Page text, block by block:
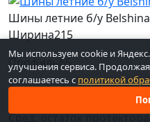
Шины летние б/у
Ширина215
Профиль65
РадиусR16
Сред. остаток протектора
Мы используем cookie и
улучшения сервиса.
соглашаетесь с политикой